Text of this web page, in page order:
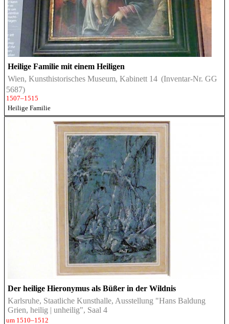
Heilige Familie mit einem Heiligen
Wien, Kunsthistorisches Museum, Kabinett 14 (Inventar-Nr. GG
5687)
1507–1515
Heilige Familie
Der heilige Hieronymus als Büßer in der Wildnis
Karlsruhe, Staatliche Kunsthalle, Ausstellung "Hans Baldung
Grien, heilig | unheilig", Saal 4
um 1510–1512